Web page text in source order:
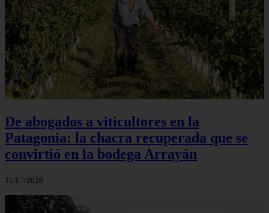
De abogados a viticultores en la
Patagonia: la chacra recuperada que se
convirtió en la bodega Arrayán
31/07/2026